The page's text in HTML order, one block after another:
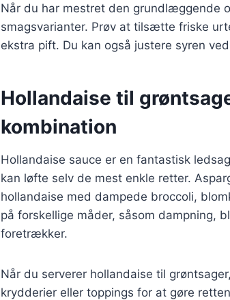
Når du har mestret den grundlæggende
smagsvarianter. Prøv at tilsætte friske
ekstra pift. Du kan også justere syren
Hollandaise til
kombination
Hollandaise sauce er en fantastisk
kan løfte selv de mest enkle retter.
hollandaise med dampede broccoli,
på forskellige måder, såsom dampning,
foretrækker.
Når du serverer hollandaise til
krydderier eller toppings for at gøre